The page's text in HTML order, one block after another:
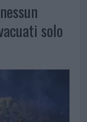
solo